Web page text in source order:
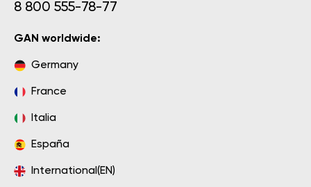
8 800 555-78-77
GAN worldwide:
Germany
France
Italia
España
International(EN)